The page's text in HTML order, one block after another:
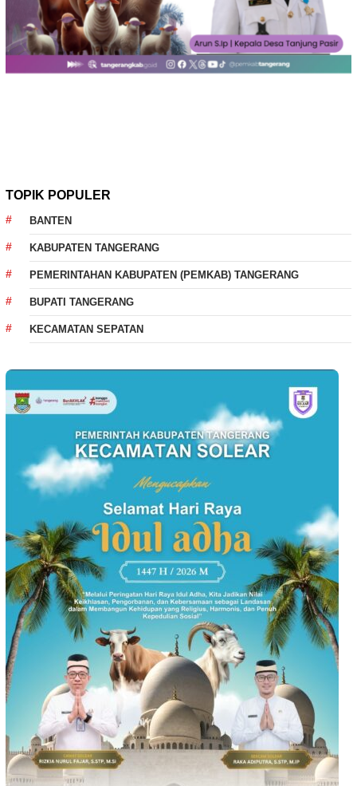
TOPIK POPULER
BANTEN
KABUPATEN TANGERANG
PEMERINTAHAN KABUPATEN (PEMKAB) TANGERANG
BUPATI TANGERANG
KECAMATAN SEPATAN